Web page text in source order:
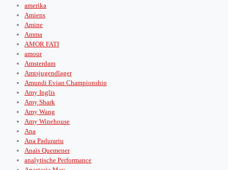
amerika
Amiens
Amine
Amma
AMOR FATI
amour
Amsterdam
Amtsjugendlager
Amundi Evian Championship
Amy Inglis
Amy Shark
Amy Wang
Amy Winehouse
Ana
Ana Padurariu
Anaïs Quemener
analytische Performance